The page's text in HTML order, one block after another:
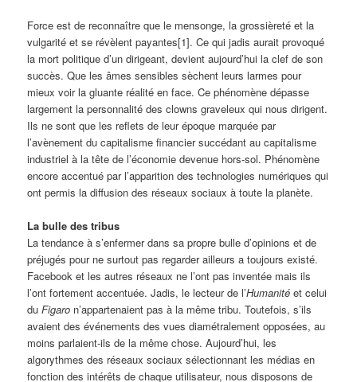
Force est de reconnaître que le mensonge, la grossièreté et la
vulgarité et se révèlent payantes[1]. Ce qui jadis aurait provoqué
la mort politique d’un dirigeant, devient aujourd’hui la clef de son
succès. Que les âmes sensibles sèchent leurs larmes pour
mieux voir la gluante réalité en face. Ce phénomène dépasse
largement la personnalité des clowns graveleux qui nous dirigent.
Ils ne sont que les reflets de leur époque marquée par
l’avènement du capitalisme financier succédant au capitalisme
industriel à la tête de l’économie devenue hors-sol. Phénomène
encore accentué par l’apparition des technologies numériques qui
ont permis la diffusion des réseaux sociaux à toute la planète.
La bulle des tribus
La tendance à s’enfermer dans sa propre bulle d’opinions et de
préjugés pour ne surtout pas regarder ailleurs a toujours existé.
Facebook et les autres réseaux ne l’ont pas inventée mais ils
l’ont fortement accentuée. Jadis, le lecteur de l’Humanitéet celui
duFigaro n’appartenaient pas à la même tribu. Toutefois, s’ils
avaient des événements des vues diamétralement opposées, au
moins parlaient-ils de la même chose. Aujourd’hui, les
algorythmes des réseaux sociaux sélectionnant les médias en
fonction des intérêts de chaque utilisateur, nous disposons de